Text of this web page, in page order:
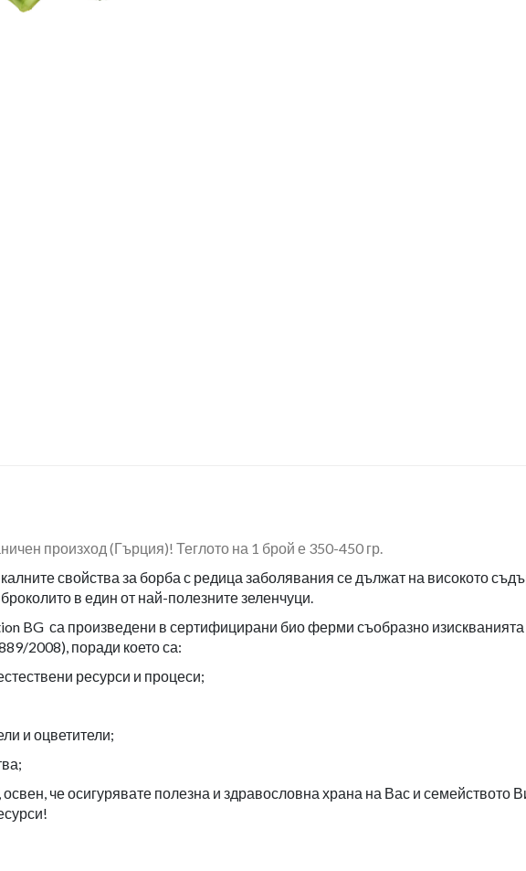
произход (Гърция)! Теглото на 1 брой е 350-450 гр.
свойства за борба с редица заболявания се дължат на високото
в един от най-полезните зеленчуци.
BG са произведени в сертифицирани био ферми съобразно
2008), поради което са:
ресурси и процеси;
и оцветители;
че осигурявате полезна и здравословна храна на Вас и семейството